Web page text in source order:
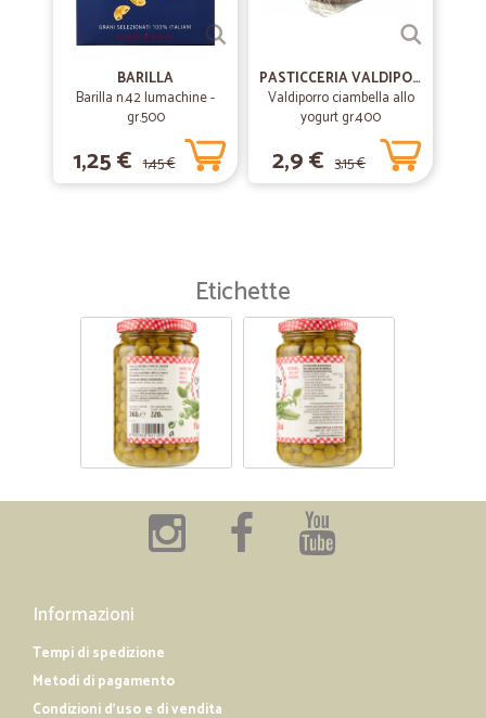
BARILLA
Barilla n.42 lumachine -
gr.500
1,25 € 1,45 €
PASTICCERIA VALDIPORRO
Valdiporro ciambella allo
yogurt gr.400
2,9 € 3,15 €
Etichette
Informazioni
Tempi di spedizione
Metodi di pagamento
Condizioni d'uso e di vendita